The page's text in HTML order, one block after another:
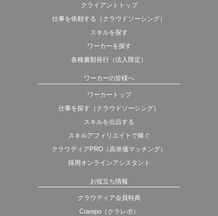
クライアントトップ
仕事を依頼する（クラウドソーシング）
スキルを探す
ワーカーを探す
各種書類発行（法人限定）
ワーカーの皆様へ
ワーカートップ
仕事を探す（クラウドソーシング）
スキルを出品する
スキルアフィリエイトで稼ぐ
クラウディアPRO（高単価マッチング）
採用オンラインアシスタント
お役立ち情報
クラウディア会員特典
Crarepo（クラレポ）